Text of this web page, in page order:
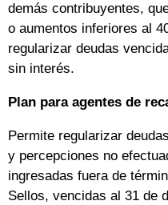
demás contribuyentes,
o aumentos inferiores al
regularizar deudas
sin interés.
Plan para agentes de
Permite regularizar
y percepciones no
ingresadas fuera de
Sellos, vencidas al 31 de